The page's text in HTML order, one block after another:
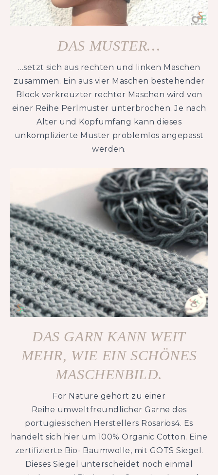
DAS MUSTER…
…setzt sich aus rechten und linken Maschen
zusammen. Ein aus vier Maschen bestehender
Block verkreuzter rechter Maschen wird von
einer Reihe Perlmuster unterbrochen. Je nach
Alter und Kopfumfang kann dieses
unkomplizierte Muster problemlos angepasst
werden.
DAS GARN KANN WEIT
MEHR, WIE EIN SCHÖNES
MASCHENBILD.
For Nature gehört zu einer
Reihe umweltfreundlicher Garne des
portugiesischen Herstellers Rosarios4. Es
handelt sich hier um 100% Organic Cotton. Eine
zertifizierte Bio- Baumwolle, mit GOTS Siegel.
Dieses Siegel unterscheidet noch einmal